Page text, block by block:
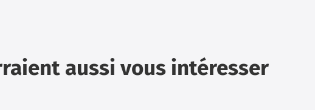
aussi vous intéresser